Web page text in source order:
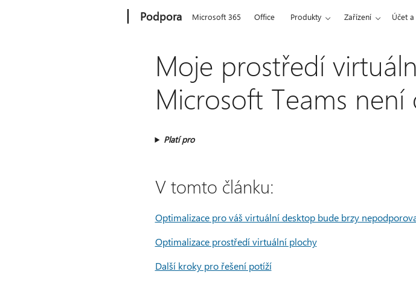
Podpora Microsoft 365 Office Produkty Zařízení Účet
Moje prostředí
Microsoft Teams
Platí pro
V tomto článku:
Optimalizace pro váš virtuální desktop bude brzy
Optimalizace prostředí virtuální plochy
Další kroky pro řešení potíží